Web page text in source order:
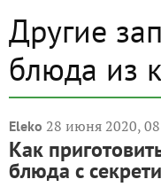
Другие
блюда из
Eleko 28 июня 2020,
Как
блюда с